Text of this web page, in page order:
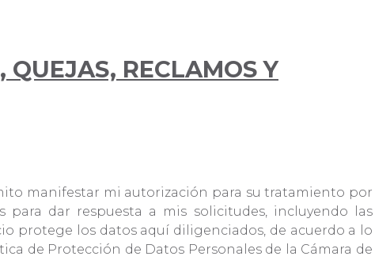
RECLAMOS Y
manifestar mi autorización para su tratamiento por
dar respuesta a mis solicitudes, incluyendo las
protege los datos aquí diligenciados, de acuerdo a lo
de Protección de Datos Personales de la Cámara de